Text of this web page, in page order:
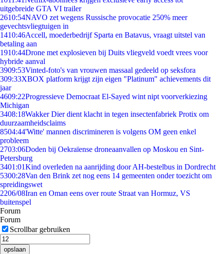
uitgebreide GTA VI trailer
2610:54NAVO zet wegens Russische provocatie 250% meer
gevechtsvliegtuigen in
1410:46Accell, moederbedrijf Sparta en Batavus, vraagt uitstel van
betaling aan
1910:44Drone met explosieven bij Duits vliegveld voedt vrees voor
hybride aanval
3909:53Vinted-foto's van vrouwen massaal gedeeld op seksfora
309:33XBOX platform krijgt zijn eigen "Platinum" achievements dit
jaar
4609:22Progressieve Democraat El-Sayed wint nipt voorverkiezing
Michigan
3408:18Wakker Dier dient klacht in tegen insectenfabriek Protix om
duurzaamheidsclaims
8504:44'Witte' mannen discrimineren is volgens OM geen enkel
probleem
2703:06Doden bij Oekraïense droneaanvallen op Moskou en Sint-
Petersburg
3401:01Kind overleden na aanrijding door AH-bestelbus in Dordrecht
5300:28Van den Brink zet nog eens 14 gemeenten onder toezicht om
spreidingswet
2206/08Iran en Oman eens over route Straat van Hormuz, VS
buitenspel
Forum
Forum
Scrollbar gebruiken
opslaan